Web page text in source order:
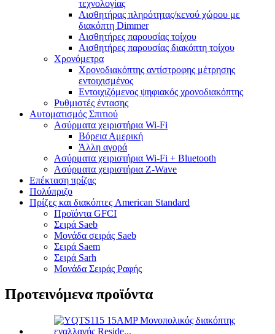
τεχνολογίας
Αισθητήρας πληρότητας/κενού χώρου με
διακόπτη Dimmer
Αισθητήρες παρουσίας τοίχου
Αισθητήρες παρουσίας διακόπτη τοίχου
Χρονόμετρα
Χρονοδιακόπτης αντίστροφης μέτρησης
εντοιχισμένος
Εντοιχιζόμενος ψηφιακός χρονοδιακόπτης
Ρυθμιστές έντασης
Αυτοματισμός Σπιτιού
Ασύρματα χειριστήρια Wi-Fi
Βόρεια Αμερική
Άλλη αγορά
Ασύρματα χειριστήρια Wi-Fi + Bluetooth
Ασύρματα χειριστήρια Z-Wave
Επέκταση πρίζας
Πολύπριζο
Πρίζες και διακόπτες American Standard
Προϊόντα GFCI
Σειρά Saeb
Μονάδα σειράς Saeb
Σειρά Saem
Σειρά Sarh
Μονάδα Σειράς Ραφής
Προτεινόμενα προϊόντα